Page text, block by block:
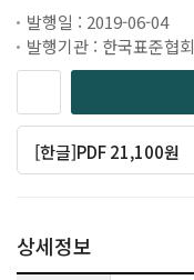
발행일 : 2019-06-04
발행기관 : 한국표준협회
[한글]PDF 21,100원
상세정보